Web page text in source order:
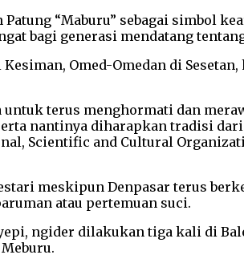
“Maburu” sebagai simbol
bagi generasi mendatang
Omed-Omedan di
terus menghormati dan
nantinya diharapkan tradisi
Scientific and Cultural
meskipun Denpasar terus
atau pertemuan suci.
ngider dilakukan tiga kali di